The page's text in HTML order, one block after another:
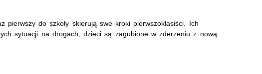
pierwszy do szkoły skierują swe kroki pierwszoklasiści. Ich
sytuacji na drogach, dzieci są zagubione w zderzeniu z nową